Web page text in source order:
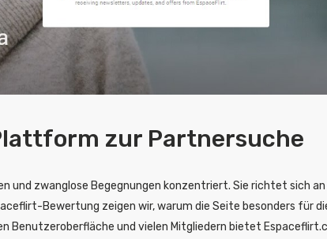
zur Partnersuche
zwanglose Begegnungen konzentriert. Sie richtet sich an
Bewertung zeigen wir, warum die Seite besonders für
Benutzeroberfläche und vielen Mitgliedern bietet